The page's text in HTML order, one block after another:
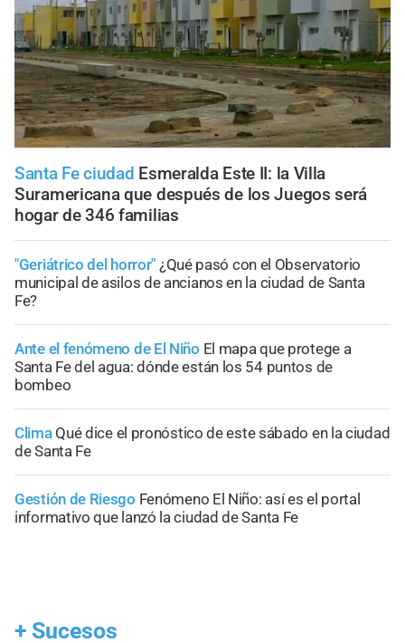
Santa Fe ciudad Esmeralda Este II: la Villa
Suramericana que después de los Juegos será
hogar de 346 familias
"Geriátrico del horror" ¿Qué pasó con el Observatorio
municipal de asilos de ancianos en la ciudad de Santa
Fe?
Ante el fenómeno de El Niño El mapa que protege a
Santa Fe del agua: dónde están los 54 puntos de
bombeo
Clima Qué dice el pronóstico de este sábado en la ciudad
de Santa Fe
Gestión de Riesgo Fenómeno El Niño: así es el portal
informativo que lanzó la ciudad de Santa Fe
+ Sucesos